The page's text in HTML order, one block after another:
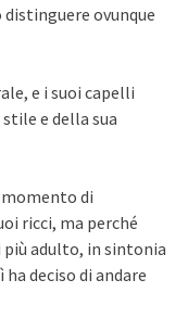
ovunque
e i suoi capelli
e della sua
di
ricci, ma perché
più adulto, in sintonia
deciso di andare